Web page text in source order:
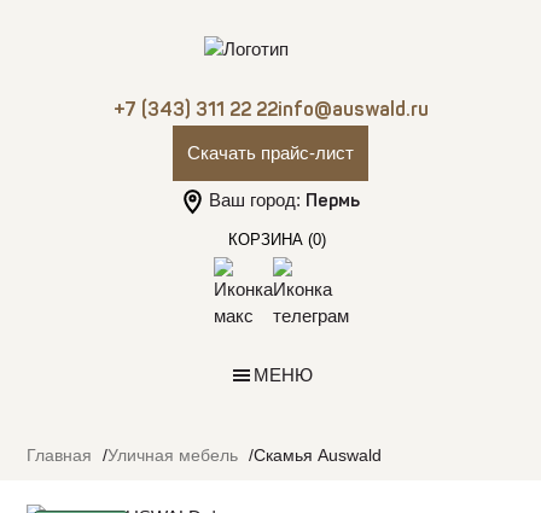
+7 (343) 311 22 22info@auswald.ru
Скачать прайс-лист
Ваш город: Пермь
КОРЗИНА (0)
МЕНЮ
Главная Уличная мебель Скамья Auswald